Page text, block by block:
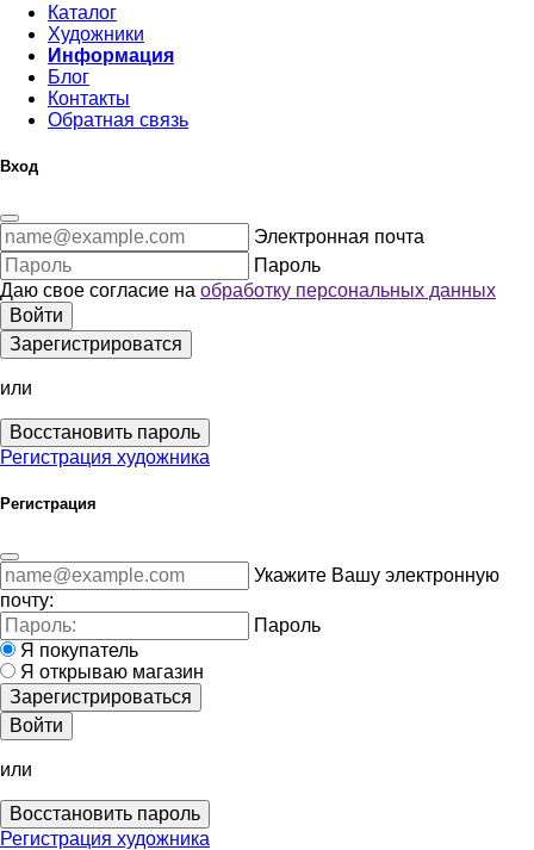
Каталог
Художники
Информация
Блог
Контакты
Обратная связь
Вход
Электронная почта
Пароль
Даю свое согласие на обработку персональных данных
Войти
Зарегистрироватся
или
Восстановить пароль
Регистрация художника
Регистрация
Укажите Вашу электронную
почту:
Пароль
Я покупатель
Я открываю магазин
Зарегистрироваться
Войти
или
Восстановить пароль
Регистрация художника